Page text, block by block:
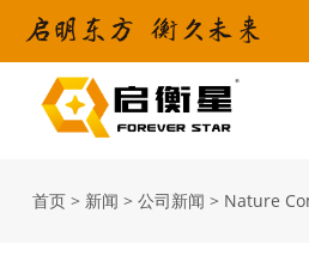
首页> 新闻 > 公司新闻 > Nature